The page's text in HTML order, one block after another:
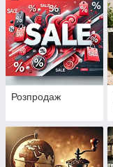
Розпродаж